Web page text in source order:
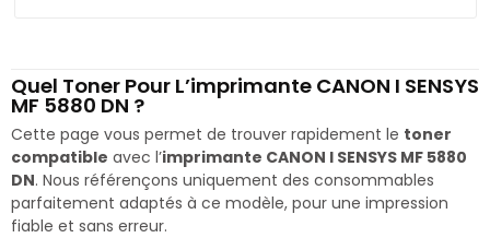
Quel Toner Pour L’imprimante CANON I SENSYS
MF 5880 DN ?
Cette page vous permet de trouver rapidement le toner
compatible avec l’imprimante CANON I SENSYS MF 5880
DN. Nous référençons uniquement des consommables
parfaitement adaptés à ce modèle, pour une impression
fiable et sans erreur.